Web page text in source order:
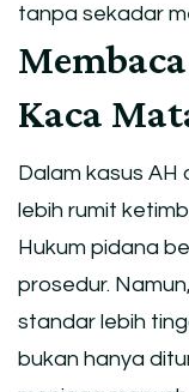
tanpa sekadar
Kaca
Dalam kasus AH
lebih rumit
Hukum pidana
prosedur.
standar lebih
bukan hanya